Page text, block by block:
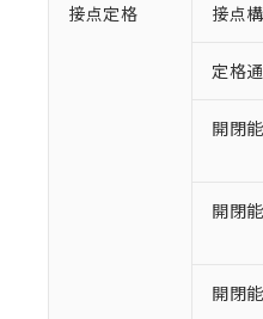
接点定格 接点
定格
開閉
開閉
開閉